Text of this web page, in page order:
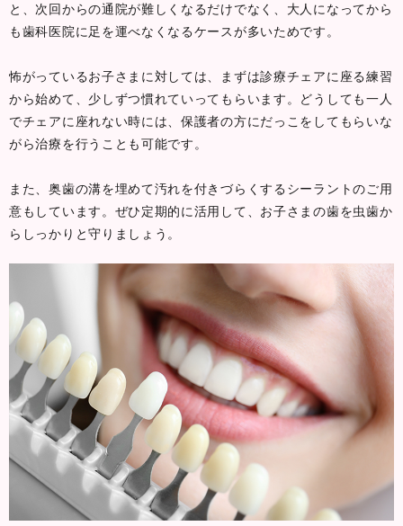
と、次回からの通院が難しくなるだけでなく、大人になってから
も歯科医院に足を運べなくなるケースが多いためです。
怖がっているお子さまに対しては、まずは診療チェアに座る練習
から始めて、少しずつ慣れていってもらいます。どうしても一人
でチェアに座れない時には、保護者の方にだっこをしてもらいな
がら治療を行うことも可能です。
また、奥歯の溝を埋めて汚れを付きづらくするシーラントのご用
意もしています。ぜひ定期的に活用して、お子さまの歯を虫歯か
らしっかりと守りましょう。